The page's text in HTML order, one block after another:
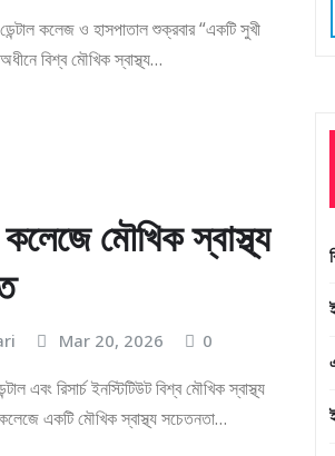
কলেজ ও হাসপাতাল শুক্রবার “একটি সুখী
বিশ্ব মৌখিক স্বাস্থ্য…
কলেজে মৌখিক স্বাস্থ্য
Mar 20, 2026 0
এবং রিসার্চ ইনস্টিটিউট বিশ্ব মৌখিক স্বাস্থ্য
একটি মৌখিক স্বাস্থ্য সচেতনতা…